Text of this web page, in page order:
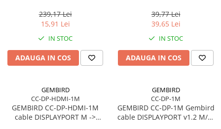
CU
239,17 Lei
15,91 Lei
IN STOC
ADAUGA IN COS
39,77 Lei
39,65 Lei
IN STOC
ADAUGA IN COS
GEMBIRD
CC-DP-HDMI-1M
GEMBIRD CC-DP-HDMI-1M
cable DISPLAYPORT M ->
GEMBIRD
CC-DP-1M
GEMBIRD CC-DP-1M Gembird
cable DISPLAYPORT v1.2 M/M